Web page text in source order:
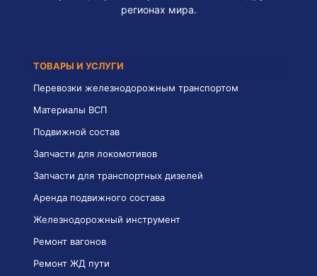
регионах мира.
ТОВАРЫ И УСЛУГИ
Перевозки железнодорожным транспортом
Материалы ВСП
Подвижной состав
Запчасти для локомотивов
Запчасти для транспортных дизелей
Аренда подвижного состава
Железнодорожный инструмент
Ремонт вагонов
Ремонт ЖД пути